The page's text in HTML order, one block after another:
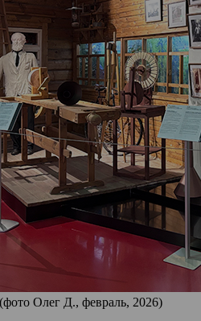
Олег Д., февраль, 2026)